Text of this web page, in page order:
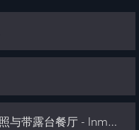
巴塞罗那餐厅转让 | 餐馆、C3执照与带露台餐厅 - Inmo Olaya